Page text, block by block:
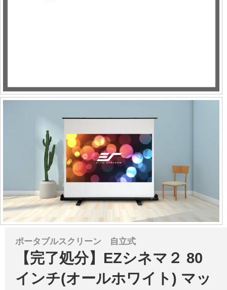
ポータブルスクリーン 自立式
【完了処分】EZシネマ２ 80
インチ(オールホワイト) マッ